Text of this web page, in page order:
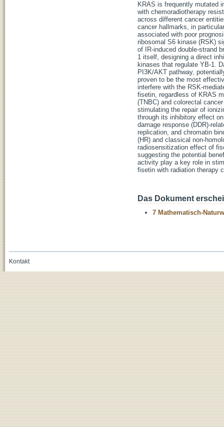
KRAS is frequently mutated
with chemoradiotherapy
across different cancer
cancer hallmarks, in
associated with poor
ribosomal S6 kinase (RSK)
of IR-induced double-strand
1 itself, designing a direct
kinases that regulate YB-1.
PI3K/AKT pathway,
proven to be the most
interfere with the RSK-
fisetin, regardless of KRAS
(TNBC) and colorectal
stimulating the repair of
through its inhibitory effect
damage response (DDR)-
replication, and chromatin
(HR) and classical non-
radiosensitization effect of
suggesting the potential
activity play a key role in
fisetin with radiation therapy
Das Dokument
7 Mathematisch-
Kontakt